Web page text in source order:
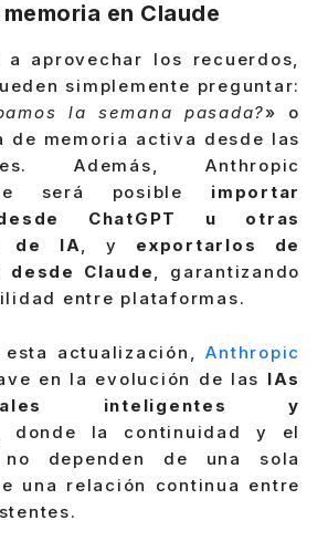
en Claude
a aprovechar los recuerdos,
simplemente preguntar:
la semana pasada?» o
de memoria activa desde las
Además, Anthropic
será posible importar
ChatGPT u otras
de IA
, y
exportarlos de
Claude
, garantizando
entre plataformas.
esta actualización,Anthropic
en la evolución de las IAs
inteligentes y
donde la continuidad y el
dependen de una sola
una relación continua entre